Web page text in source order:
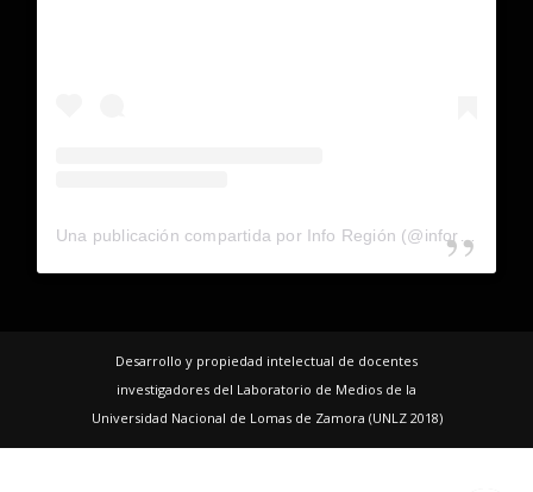
Desarrollo y propiedad intelectual de docentes
investigadores del Laboratorio de Medios de la
Universidad Nacional de Lomas de Zamora (UNLZ 2018)